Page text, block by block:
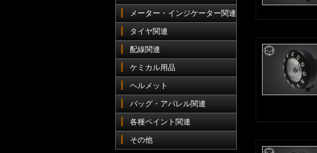
メーター・インジケーター関連
タイヤ関連
配線関連
ケミカル用品
ヘルメット
バッグ・アパレル関連
各種ペイント関連
その他